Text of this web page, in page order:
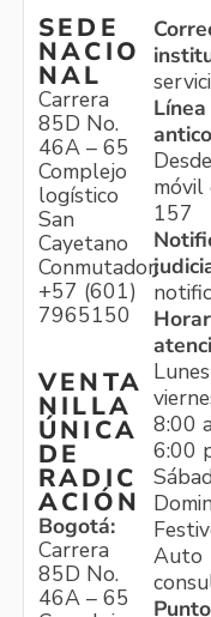
SEDE
NACIO
NAL
Carrera
85D No.
46A – 65
Complejo
logístico
San
Cayetano
Conmutador:
+57 (601)
7965150
VENTA
NILLA
ÚNICA
DE
RADIC
ACIÓN
Bogotá:
Carrera
85D No.
46A – 65
Línea
Desde
móvil
157
8:00
6:00
Auto